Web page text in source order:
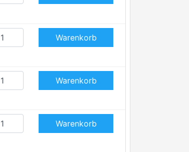
Warenkorb
Warenkorb
Warenkorb